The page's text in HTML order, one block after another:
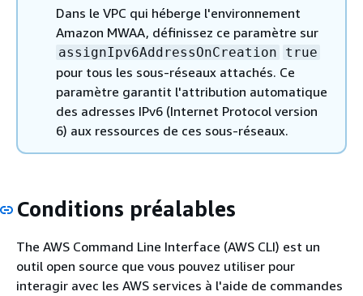
Dans le VPC qui héberge l'environnement
Amazon MWAA, définissez ce paramètre sur
assignIpv6AddressOnCreation true
pour tous les sous-réseaux attachés. Ce
paramètre garantit l'attribution automatique
des adresses IPv6 (Internet Protocol version
6) aux ressources de ces sous-réseaux.
Conditions préalables
The AWS Command Line Interface (AWS CLI) est un
outil open source que vous pouvez utiliser pour
interagir avec les AWS services à l'aide de commandes